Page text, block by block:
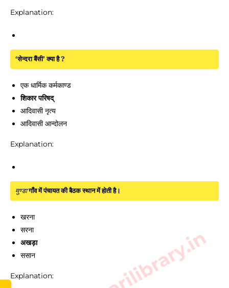
Explanation:
‘सेन्दरा बैंसी’ क्या है ?
एक धार्मिक कर्मकाण्ड
शिकार परिषद्
आदिवासी नृत्य
आदिवासी आन्दोलन
Explanation:
मुण्डागाँव में पंचायत की बैठक स्थान में होती है।
खरना
सरना
अखड़ा
ससान
Explanation: